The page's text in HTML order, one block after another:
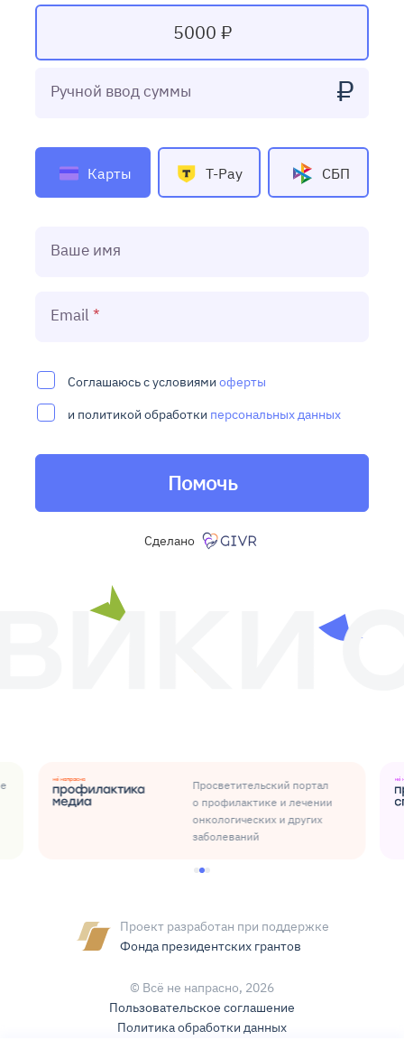
5000 ₽
Ручной ввод суммы ₽
Карты T-Pay СБП
Ваше имя
Email
Соглашаюсь с условиями оферты
и политикой обработки персональных данных
Помочь
Сделано
Просветительский портал
о профилактике и лечении
онкологических и других
заболеваний
Проект разработан при поддержке
Фонда президентских грантов
© Всё не напрасно, 2026
Пользовательское соглашение
Политика обработки данных